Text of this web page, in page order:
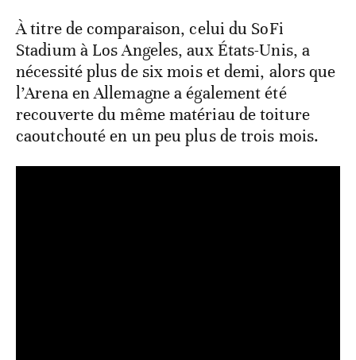
À titre de comparaison, celui du SoFi
Stadium à Los Angeles, aux États-Unis, a
nécessité plus de six mois et demi, alors que
l’Arena en Allemagne a également été
recouverte du même matériau de toiture
caoutchouté en un peu plus de trois mois.